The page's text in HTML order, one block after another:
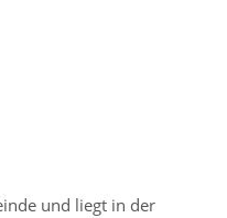
und liegt in der